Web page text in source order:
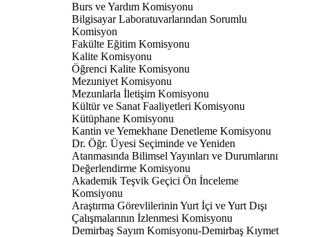
Burs ve Yardım Komisyonu
Bilgisayar Laboratuvarlarından Sorumlu
Komisyon
Fakülte Eğitim Komisyonu
Kalite Komisyonu
Öğrenci Kalite Komisyonu
Mezuniyet Komisyonu
Mezunlarla İletişim Komisyonu
Kültür ve Sanat Faaliyetleri Komisyonu
Kütüphane Komisyonu
Kantin ve Yemekhane Denetleme Komisyonu
Dr. Öğr. Üyesi Seçiminde ve Yeniden
Atanmasında Bilimsel Yayınları ve Durumlarını
Değerlendirme Komisyonu
Akademik Teşvik Geçici Ön İnceleme
Komsiyonu
Araştırma Görevlilerinin Yurt İçi ve Yurt Dışı
Çalışmalarının İzlenmesi Komisyonu
Demirbaş Sayım Komisyonu-Demirbaş Kıymet